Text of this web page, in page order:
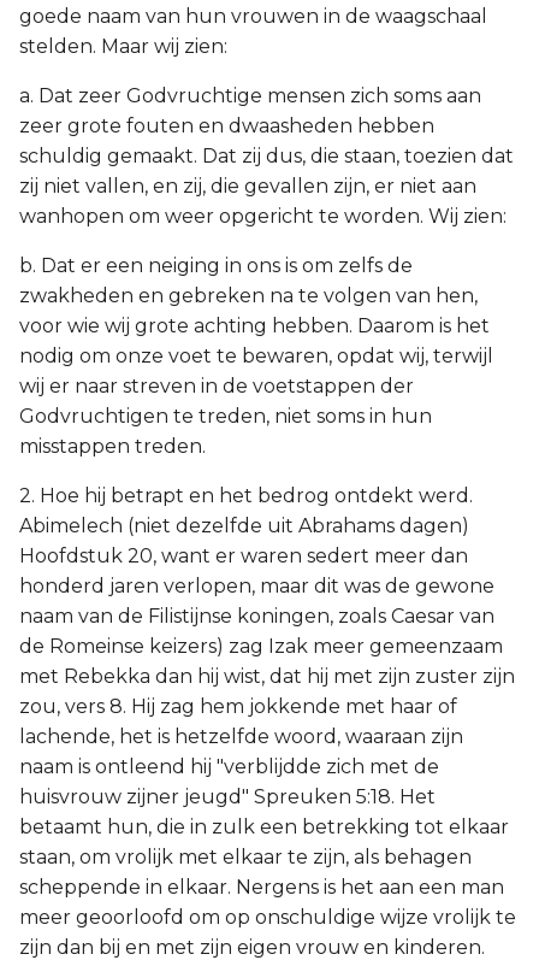
goede naam van hun vrouwen in de waagschaal
stelden. Maar wij zien:
a. Dat zeer Godvruchtige mensen zich soms aan
zeer grote fouten en dwaasheden hebben
schuldig gemaakt. Dat zij dus, die staan, toezien dat
zij niet vallen, en zij, die gevallen zijn, er niet aan
wanhopen om weer opgericht te worden. Wij zien:
b. Dat er een neiging in ons is om zelfs de
zwakheden en gebreken na te volgen van hen,
voor wie wij grote achting hebben. Daarom is het
nodig om onze voet te bewaren, opdat wij, terwijl
wij er naar streven in de voetstappen der
Godvruchtigen te treden, niet soms in hun
misstappen treden.
2. Hoe hij betrapt en het bedrog ontdekt werd.
Abimelech (niet dezelfde uit Abrahams dagen)
Hoofdstuk 20, want er waren sedert meer dan
honderd jaren verlopen, maar dit was de gewone
naam van de Filistijnse koningen, zoals Caesar van
de Romeinse keizers) zag Izak meer gemeenzaam
met Rebekka dan hij wist, dat hij met zijn zuster zijn
zou, vers 8. Hij zag hem jokkende met haar of
lachende, het is hetzelfde woord, waaraan zijn
naam is ontleend hij "verblijdde zich met de
huisvrouw zijner jeugd" Spreuken 5:18. Het
betaamt hun, die in zulk een betrekking tot elkaar
staan, om vrolijk met elkaar te zijn, als behagen
scheppende in elkaar. Nergens is het aan een man
meer geoorloofd om op onschuldige wijze vrolijk te
zijn dan bij en met zijn eigen vrouw en kinderen.